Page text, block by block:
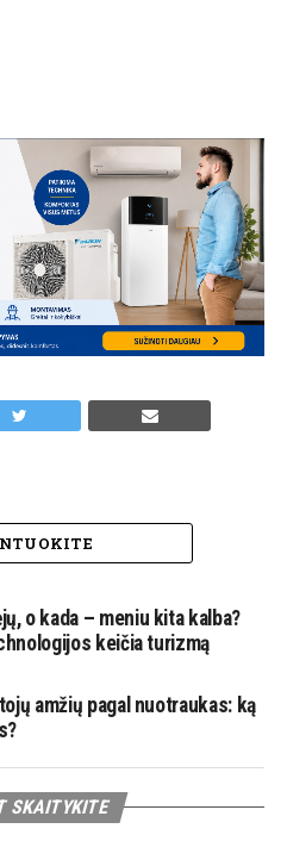
o kada – meniu kita kalba?
keičia turizmą
amžių pagal nuotraukas: ką
SKAITYKITE